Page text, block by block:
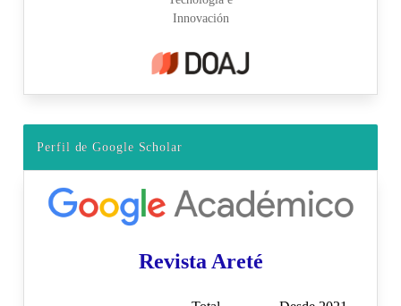
Perfil de Google Scholar